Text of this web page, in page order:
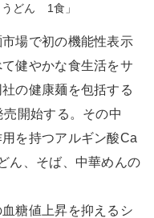
どん 1食」
場で初の機能性表示
健やかな食生活をサ
の健康麺を包括する
売開始する。その中
を持つアルギン酸Ca
ん、そば、中華めんの
糖値上昇を抑えるシ